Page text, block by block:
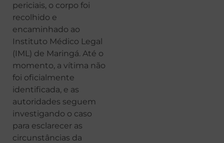
periciais, o corpo foi
recolhido e
encaminhado ao
Instituto Médico Legal
(IML) de Maringá. Até o
momento, a vítima não
foi oficialmente
identificada, e as
autoridades seguem
investigando o caso
para esclarecer as
circunstâncias da